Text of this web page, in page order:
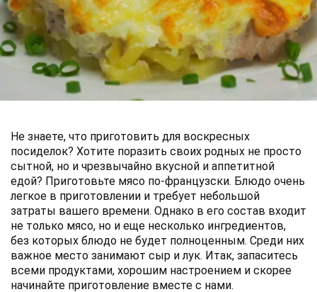
Не знаете, что приготовить для воскресных
посиделок? Хотите поразить своих родных не просто
сытной, но и чрезвычайно вкусной и аппетитной
едой? Приготовьте мясо по-французски. Блюдо очень
легкое в приготовлении и требует небольшой
затраты вашего времени. Однако в его состав входит
не только мясо, но и еще несколько ингредиентов,
без которых блюдо не будет полноценным. Среди них
важное место занимают сыр и лук. Итак, запаситесь
всеми продуктами, хорошим настроением и скорее
начинайте приготовление вместе с нами.